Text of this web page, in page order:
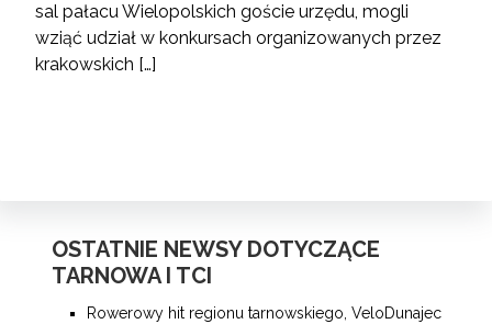
sal pałacu Wielopolskich goście urzędu, mogli
wziąć udział w konkursach organizowanych przez
krakowskich […]
OSTATNIE NEWSY DOTYCZĄCE
TARNOWA I TCI
Rowerowy hit regionu tarnowskiego, VeloDunajec